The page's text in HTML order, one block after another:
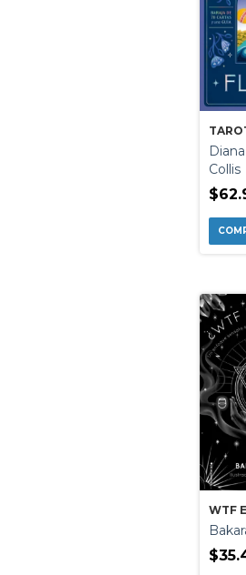
Collis
WTF